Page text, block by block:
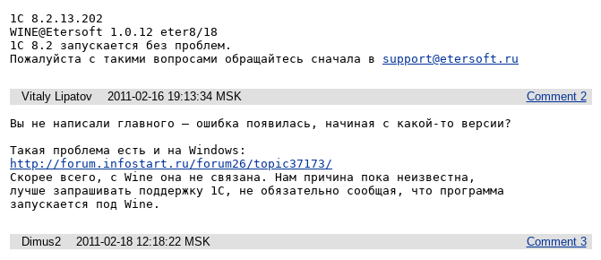
1С 8.2.13.202
WINE@Etersoft 1.0.12 eter8/18
1С 8.2 запускается без проблем.
Пожалуйста с такими вопросами обращайтесь сначала в support@etersoft.ru
Comment 2
Vitaly Lipatov
2011-02-16 19:13:34 MSK
Вы не написали главного — ошибка появилась, начиная с какой-то версии?
http://forum.infostart.ru/forum26/topic37173/
Скорее всего, с Wine она не связана. Нам причина пока неизвестна,
лучше запрашивать поддержку 1С, не обязательно сообщая, что программа
запускается под Wine.
Comment 3
Dimus2
2011-02-18 12:18:22 MSK